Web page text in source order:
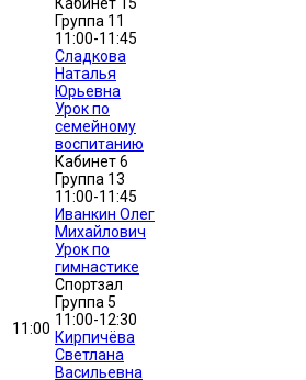
11:00
Кабинет 15
Группа 11
11:00-11:45
Сладкова
Наталья
Юрьевна
Урок по
семейному
воспитанию
Кабинет 6
Группа 13
11:00-11:45
Иванкин Олег
Михайлович
Урок по
гимнастике
Спортзал
Группа 5
11:00-12:30
Кирпичёва
Светлана
Васильевна